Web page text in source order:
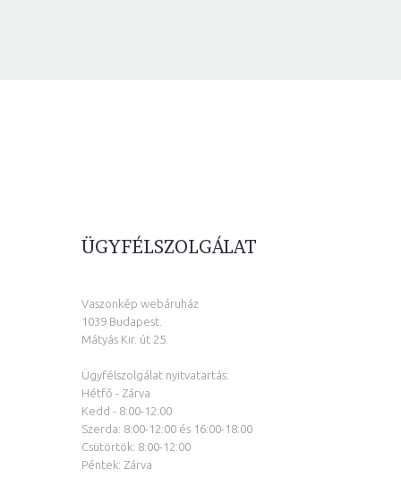
ÜGYFÉLSZOLGÁLAT
Vaszonkép webáruház
1039 Budapest.
Mátyás Kir. út 25.
Ügyfélszolgálat nyitvatartás:
Hétfő - Zárva
Kedd - 8:00-12:00
Szerda: 8:00-12:00 és 16:00-18:00
Csütörtök: 8:00-12:00
Péntek: Zárva